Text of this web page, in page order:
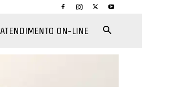
ATENDIMENTO ON-LINE